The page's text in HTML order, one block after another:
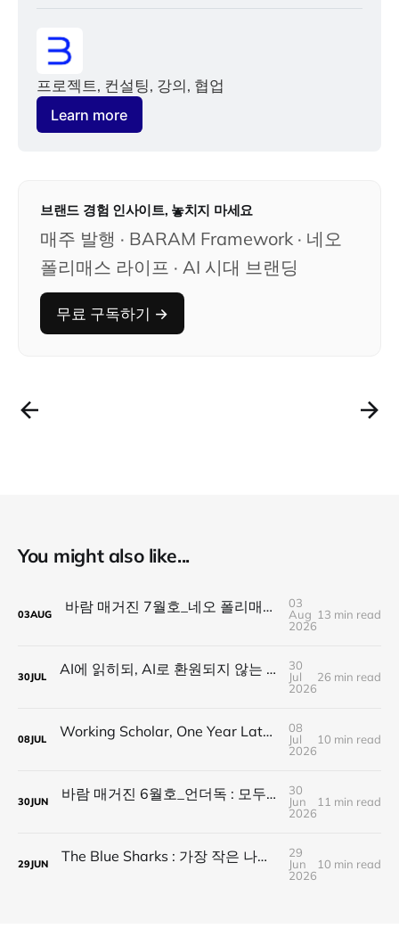
프로젝트, 컨설팅, 강의, 협업
Learn more
브랜드 경험 인사이트, 놓치지 마세요
매주 발행 · BARAM Framework · 네오
폴리매스 라이프 · AI 시대 브랜딩
무료 구독하기 →
You might also like...
03AUG 바람 매거진 7월호_네오 폴리매스 : 명함 한 줄에 갇히지 않는 사람들
03
Aug
2026
13 min read
30JUL AI에 읽히되, AI로 환원되지 않는 것 — 새로운 낭만의 시대, 브랜드와 비즈니스가 향해야 할 방향
30
Jul
2026
26 min read
08JUL Working Scholar, One Year Later : 1년 후, 다시 보내는 응원
08
Jul
2026
10 min read
30JUN 바람 매거진 6월호_언더독 : 모두가 가는 길을 가지 않는다, 나의 길을 만든다
30
Jun
2026
11 min read
29JUN The Blue Sharks : 가장 작은 나라가 만든 가장 넓은 연결
29
Jun
2026
10 min read